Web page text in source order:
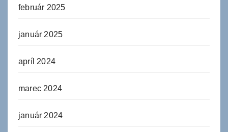
február 2025
január 2025
apríl 2024
marec 2024
január 2024